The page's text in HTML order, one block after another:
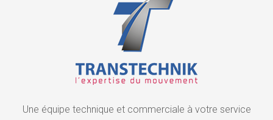
Une équipe technique et commerciale à votre service